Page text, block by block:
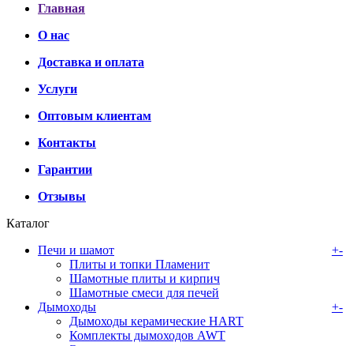
Главная
О нас
Доставка и оплата
Услуги
Оптовым клиентам
Контакты
Гарантии
Отзывы
Каталог
Печи и шамот
+-
Плиты и топки Пламенит
Шамотные плиты и кирпич
Шамотные смеси для печей
Дымоходы
+-
Дымоходы керамические HART
Комплекты дымоходов AWT